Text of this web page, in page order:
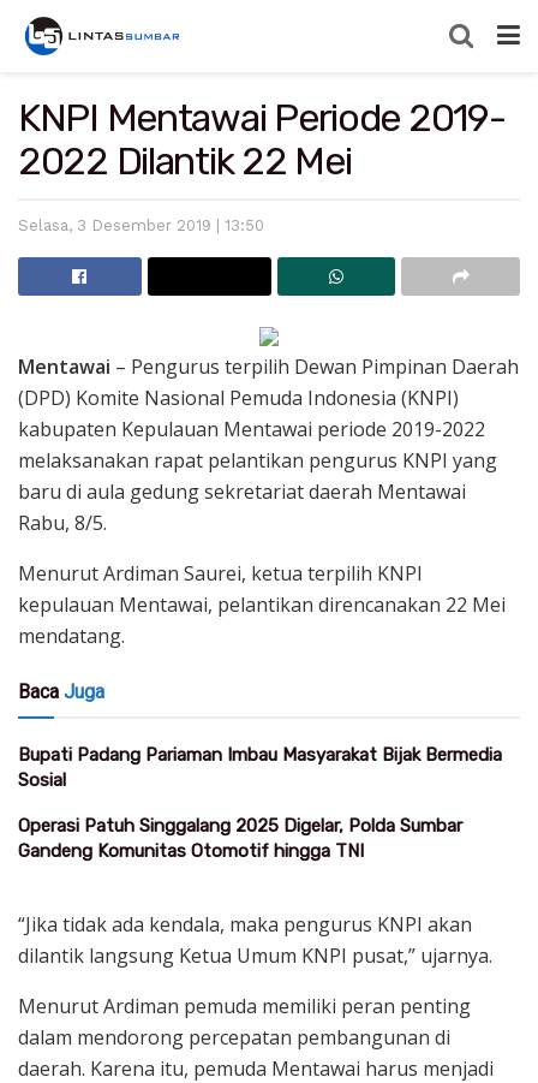
KNPI Mentawai Periode 2019-
2022 Dilantik 22 Mei
Selasa, 3 Desember 2019 | 13:50
Mentawai – Pengurus terpilih Dewan Pimpinan Daerah
(DPD) Komite Nasional Pemuda Indonesia (KNPI)
kabupaten Kepulauan Mentawai periode 2019-2022
melaksanakan rapat pelantikan pengurus KNPI yang
baru di aula gedung sekretariat daerah Mentawai
Rabu, 8/5.
Menurut Ardiman Saurei, ketua terpilih KNPI
kepulauan Mentawai, pelantikan direncanakan 22 Mei
mendatang.
Baca Juga
Bupati Padang Pariaman Imbau Masyarakat Bijak Bermedia
Sosial
Operasi Patuh Singgalang 2025 Digelar, Polda Sumbar
Gandeng Komunitas Otomotif hingga TNI
“Jika tidak ada kendala, maka pengurus KNPI akan
dilantik langsung Ketua Umum KNPI pusat,” ujarnya.
Menurut Ardiman pemuda memiliki peran penting
dalam mendorong percepatan pembangunan di
daerah. Karena itu, pemuda Mentawai harus menjadi